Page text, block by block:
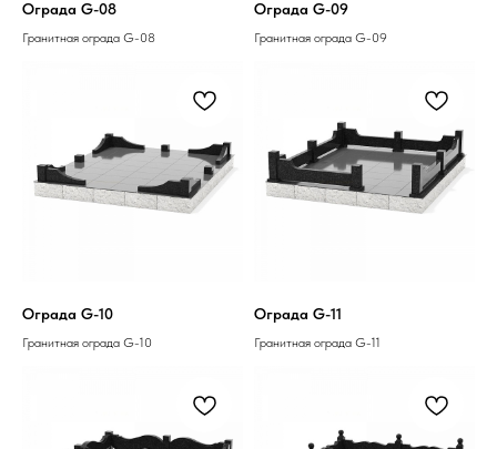
Ограда G-08
Гранитная ограда G-08
Ограда G-09
Гранитная ограда G-09
Ограда G-10
Гранитная ограда G-10
Ограда G-11
Гранитная ограда G-11